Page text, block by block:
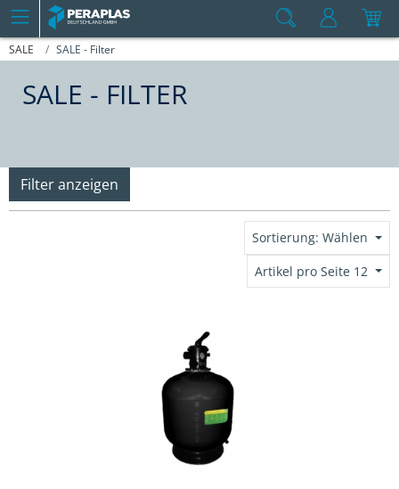
SALE SALE - Filter
SALE - FILTER
Filter anzeigen
Sortierung: Wählen
Artikel pro Seite 12